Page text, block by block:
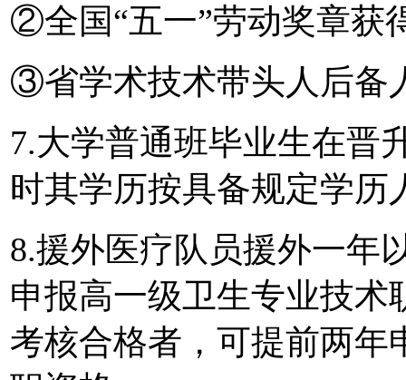
②全国“五一”劳动奖章获
③省学术技术带头人后备
7.大学普通班毕业生在晋
时其学历按具备规定学历
8.援外医疗队员援外一年
申报高一级卫生专业技术
考核合格者，可提前两年